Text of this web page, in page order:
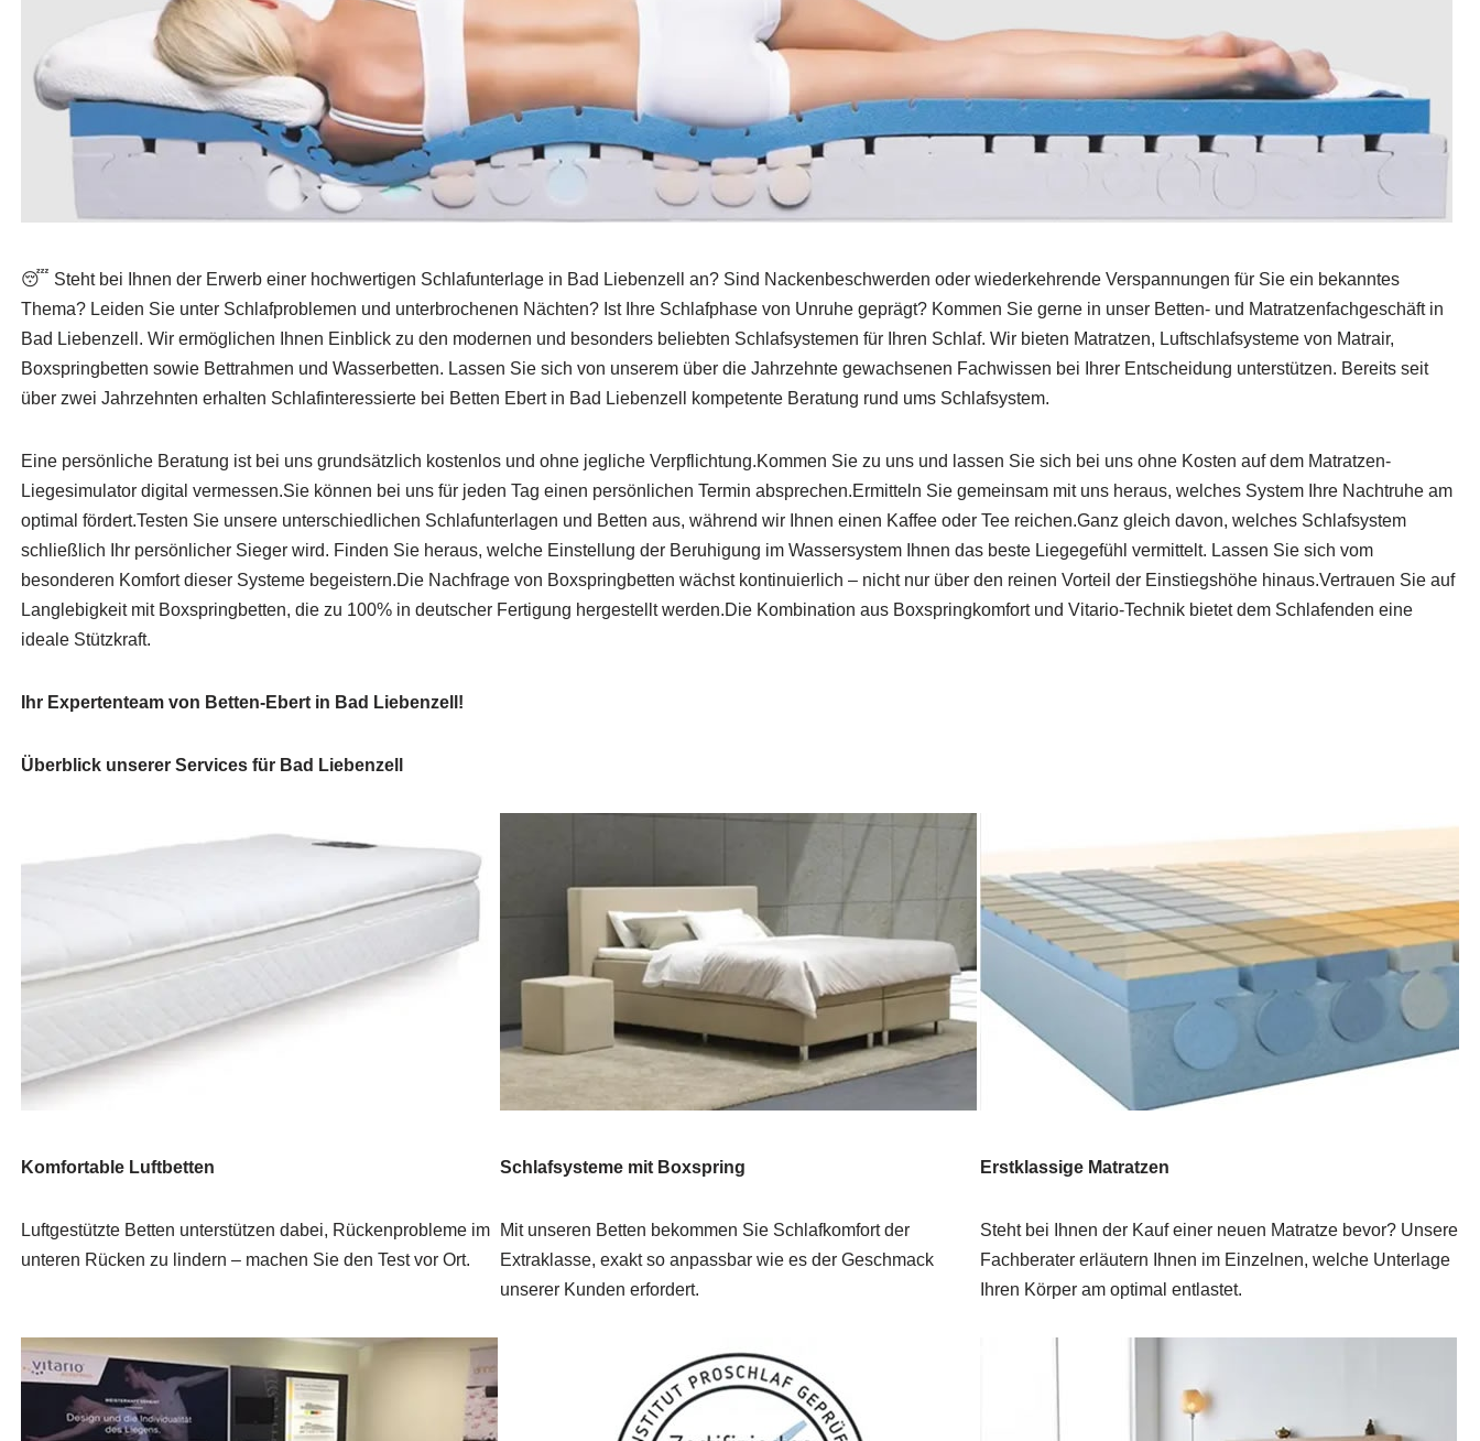
😴 Steht bei Ihnen der Erwerb einer hochwertigen Schlafunterlage in Bad Liebenzell an? Sind Nackenbeschwerden oder wiederkehrende Verspannungen für Sie ein bekanntes
Thema? Leiden Sie unter Schlafproblemen und unterbrochenen Nächten? Ist Ihre Schlafphase von Unruhe geprägt? Kommen Sie gerne in unser Betten- und Matratzenfachgeschäft in
Bad Liebenzell. Wir ermöglichen Ihnen Einblick zu den modernen und besonders beliebten Schlafsystemen für Ihren Schlaf. Wir bieten Matratzen, Luftschlafsysteme von Matrair,
Boxspringbetten sowie Bettrahmen und Wasserbetten. Lassen Sie sich von unserem über die Jahrzehnte gewachsenen Fachwissen bei Ihrer Entscheidung unterstützen. Bereits seit
über zwei Jahrzehnten erhalten Schlafinteressierte bei Betten Ebert in Bad Liebenzell kompetente Beratung rund ums Schlafsystem.
Eine persönliche Beratung ist bei uns grundsätzlich kostenlos und ohne jegliche Verpflichtung.Kommen Sie zu uns und lassen Sie sich bei uns ohne Kosten auf dem Matratzen-
Liegesimulator digital vermessen.Sie können bei uns für jeden Tag einen persönlichen Termin absprechen.Ermitteln Sie gemeinsam mit uns heraus, welches System Ihre Nachtruhe am
optimal fördert.Testen Sie unsere unterschiedlichen Schlafunterlagen und Betten aus, während wir Ihnen einen Kaffee oder Tee reichen.Ganz gleich davon, welches Schlafsystem
schließlich Ihr persönlicher Sieger wird. Finden Sie heraus, welche Einstellung der Beruhigung im Wassersystem Ihnen das beste Liegegefühl vermittelt. Lassen Sie sich vom
besonderen Komfort dieser Systeme begeistern.Die Nachfrage von Boxspringbetten wächst kontinuierlich – nicht nur über den reinen Vorteil der Einstiegshöhe hinaus.Vertrauen Sie auf
Langlebigkeit mit Boxspringbetten, die zu 100% in deutscher Fertigung hergestellt werden.Die Kombination aus Boxspringkomfort und Vitario-Technik bietet dem Schlafenden eine
ideale Stützkraft.
Ihr Expertenteam von Betten-Ebert in Bad Liebenzell!
Überblick unserer Services für Bad Liebenzell
Komfortable Luftbetten
Luftgestützte Betten unterstützen dabei, Rückenprobleme im
unteren Rücken zu lindern – machen Sie den Test vor Ort.
Schlafsysteme mit Boxspring
Mit unseren Betten bekommen Sie Schlafkomfort der
Extraklasse, exakt so anpassbar wie es der Geschmack
unserer Kunden erfordert.
Erstklassige Matratzen
Steht bei Ihnen der Kauf einer neuen Matratze bevor? Unsere
Fachberater erläutern Ihnen im Einzelnen, welche Unterlage
Ihren Körper am optimal entlastet.